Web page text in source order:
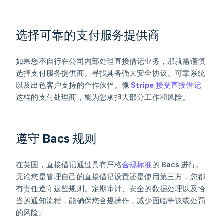
选择可靠的支付服务提供商
如果您不自行在公司内部处理直接借记业务，那就需谨慎
选择支付服务提供商。寻找具备强大安全协议、可靠系统
以及出色客户支持的合作伙伴。像Stripe 接受直接借记
这样的支付处理商，能为您承担大部分工作和风险。
遵守 Bacs 规则
在英国，直接借记通过具有严格合规标准的 Bacs 进行。
无论您是管理自己的直接借记设置还是使用第三方，您都
有责任遵守这些规则。定期审计、安全的数据处理以及恰
当的通知流程，能确保您合规操作，减少面临争议或处罚
的风险。